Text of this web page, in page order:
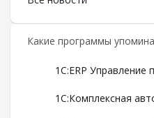
Какие программы
1С:ERP Управление
1С:Комплексная